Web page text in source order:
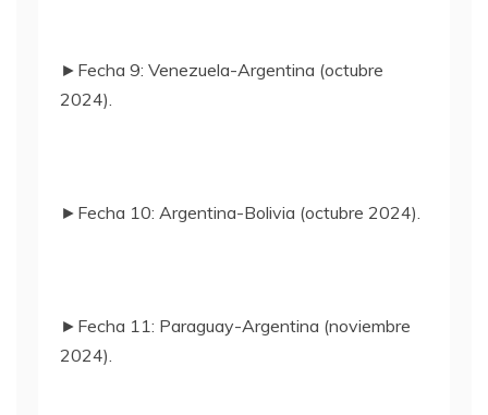
►Fecha 9: Venezuela-Argentina (octubre
2024).
►Fecha 10: Argentina-Bolivia (octubre 2024).
►Fecha 11: Paraguay-Argentina (noviembre
2024).